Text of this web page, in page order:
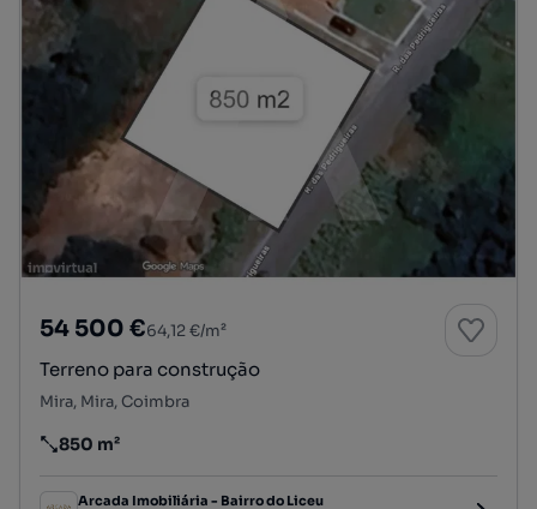
54 500 €64,12 €/m²
Terreno para construção
Mira, Mira, Coimbra
Preço por metro quadrado
850 m²
Arcada Imobiliária - Bairro do Liceu